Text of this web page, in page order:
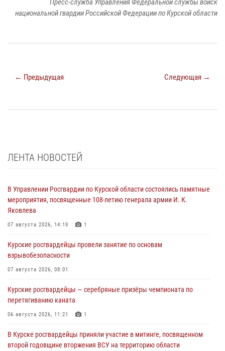
Пресс-служба Управления Федеральной службы войск
национальной гвардии Российской Федерации по Курской области
← Предыдущая Следующая →
ЛЕНТА НОВОСТЕЙ
В Управлении Росгвардии по Курской области состоялись памятные
мероприятия, посвященные 108-летию генерала армии И. К.
Яковлева
07 августа 2026, 14:19 1
Курские росгвардейцы провели занятие по основам
взрывобезопасности
07 августа 2026, 08:01
Курские росгвардейцы — серебряные призёры чемпионата по
перетягиванию каната
06 августа 2026, 11:21 1
В Курске росгвардейцы приняли участие в митинге, посвященном
второй годовщине вторжения ВСУ на территорию области